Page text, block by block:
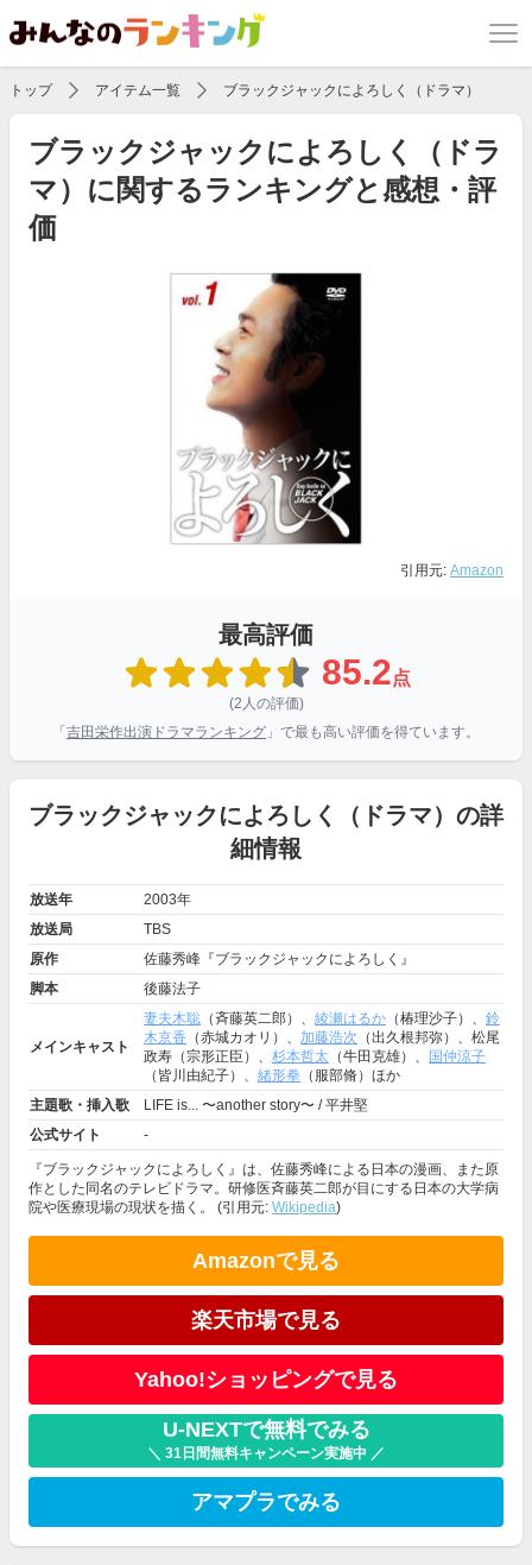
トップ アイテム一覧 ブラックジャックによろしく（ドラマ）
ブラックジャックによろしく（ドラ
マ）に関するランキングと感想・評
価
引用元: Amazon
最高評価
85.2点
(2人の評価)
「 吉田栄作出演ドラマランキング 」で最も高い評価を得ています。
ブラックジャックによろしく（ドラマ）の詳
細情報
放送年
2003年
放送局
TBS
原作
佐藤秀峰『ブラックジャックによろしく』
脚本
後藤法子
メインキャスト
妻夫木聡 （斉藤英二郎）、 綾瀬はるか （椿理沙子）、 鈴
木京香 （赤城カオリ）、 加藤浩次 （出久根邦弥）、松尾
政寿（宗形正臣）、 杉本哲太 （牛田克雄）、
国仲涼子
（皆川由紀子）、 緒形拳 （服部脩）ほか
主題歌・挿入歌
LIFE is... 〜another story〜 / 平井堅
公式サイト
-
『ブラックジャックによろしく』は、佐藤秀峰による日本の漫画、また原
作とした同名のテレビドラマ。研修医斉藤英二郎が目にする日本の大学病
院や医療現場の現状を描く。 (引用元: Wikipedia)
Amazonで見る
楽天市場で見る
Yahoo!ショッピングで見る
U-NEXTで無料でみる
＼ 31日間無料キャンペーン実施中 ／
アマプラでみる